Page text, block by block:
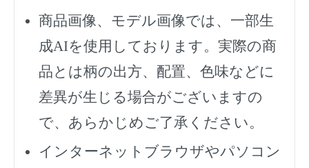
商品画像、モデル画像では、一部生
成AIを使用しております。実際の商
品とは柄の出方、配置、色味などに
差異が生じる場合がございますの
で、あらかじめご了承ください。
インターネットブラウザやパソコン